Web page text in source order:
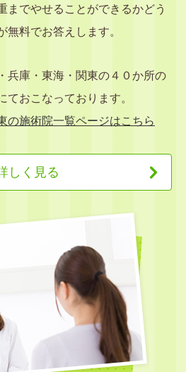
までやせることができるかどう
無料でお答えします。
兵庫・東海・関東の４０か所の
ておこなっております。
の施術院一覧ページはこちら
しく見る